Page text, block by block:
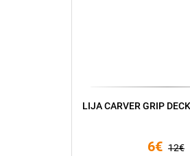
LIJA CARVER GRIP
6€ 12€